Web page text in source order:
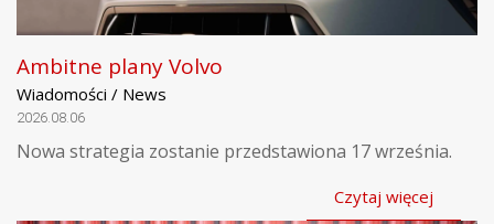
Ambitne plany Volvo
Wiadomości / News
2026.08.06
Nowa strategia zostanie przedstawiona 17 września.
Czytaj więcej